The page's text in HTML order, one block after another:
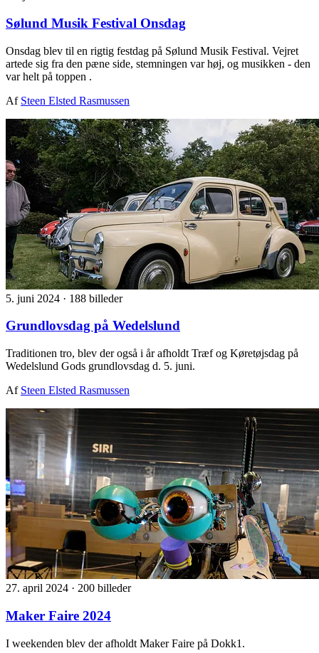
Sølund Musik Festival Onsdag
Onsdag blev til en rigtig festdag på Sølund Musik Festival. Vejret
artede sig fra den pæne side, stemningen var høj, og musikken - den
var helt på toppen .
Af Steen Elsted Rasmussen
5. juni 2024 · 188 billeder
Grundlovsdag på Wedelslund
Traditionen tro, blev der også i år afholdt Træf og Køretøjsdag på
Wedelslund Gods grundlovsdag d. 5. juni.
Af Steen Elsted Rasmussen
27. april 2024 · 200 billeder
Maker Faire 2024
I weekenden blev der afholdt Maker Faire på Dokk1.